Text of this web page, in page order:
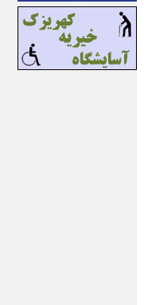
بامبوک
ببین و بخون
بدینسان
بنکر